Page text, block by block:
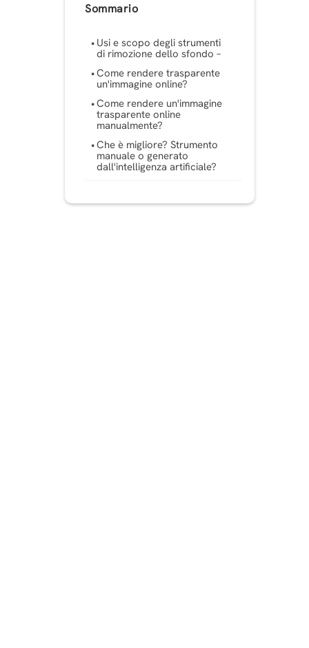
Sommario
Usi e scopo degli strumenti
di rimozione dello sfondo –
Come rendere trasparente
un'immagine online?
Come rendere un'immagine
trasparente online
manualmente?
Che è migliore? Strumento
manuale o generato
dall'intelligenza artificiale?